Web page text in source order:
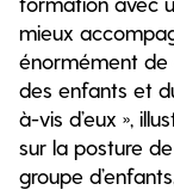
mieux
énormément
des enfants et
à-vis d’eux »,
sur la posture
groupe